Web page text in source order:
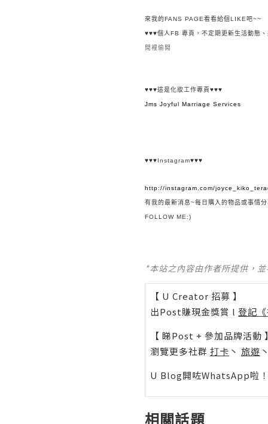
來我的FANS PAGE看看給個LIKE吧~~
♥♥♥個人FB 專頁，不定期更新生活動態、
閒裡偷閒
♥♥♥這是化妝工作專頁♥♥♥
Jms Joyful Marriage Services
♥♥♥Instagram♥♥♥
http://instagram.com/
有我的最新消息~每日購入的物品或事情
FOLLOW ME:)
*本站之內容由作者所提供，
【 U Creator 招募 】
出Post賺現金獎賞 l 登記
【 睇Post + 參加品牌活動 】
瀏覽更多社群 打卡 丶 旅遊 丶
U Blog開咗WhatsApp啦
相關話題